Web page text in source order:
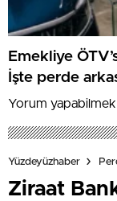
Emekliye
İşte perde
Yorum yapabilmek
Yüzdeyüzhaber
Ziraat